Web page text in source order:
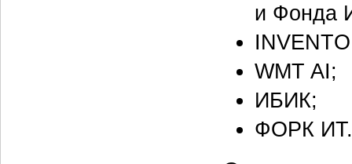
и Фонда
WMT AI;
ИБИК;
ФОРК ИТ.